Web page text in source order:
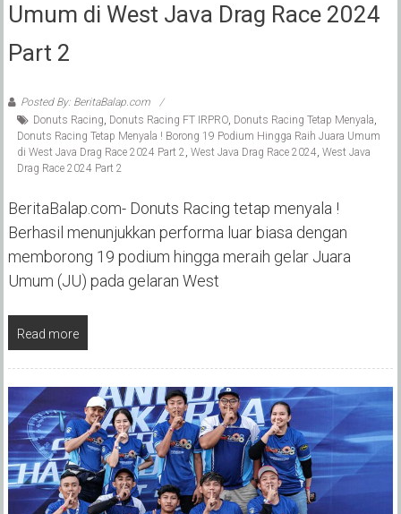
Umum di West Java Drag Race 2024
Part 2
Posted By: BeritaBalap.com
Donuts Racing, Donuts Racing FT IRPRO, Donuts Racing Tetap Menyala,
Donuts Racing Tetap Menyala ! Borong 19 Podium Hingga Raih Juara Umum
di West Java Drag Race 2024 Part 2, West Java Drag Race 2024, West Java
Drag Race 2024 Part 2
BeritaBalap.com- Donuts Racing tetap menyala !
Berhasil menunjukkan performa luar biasa dengan
memborong 19 podium hingga meraih gelar Juara
Umum (JU) pada gelaran West
Read more